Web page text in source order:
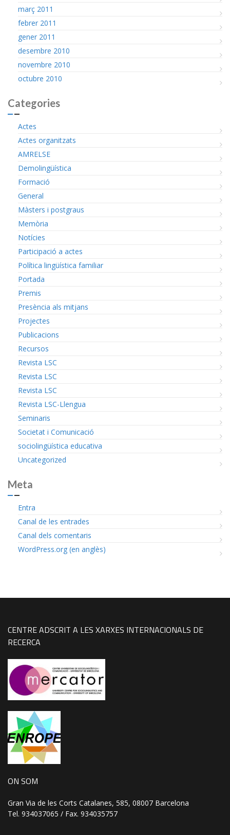
març 2011
febrer 2011
gener 2011
desembre 2010
novembre 2010
octubre 2010
Categories
Actes
Actes organitzats
AMRELSE
Demolingüística
Formació
General
Màsters i postgraus
Memòria
Notícies
Participació a actes
Política lingüística familiar
Portada
Premis
Presència als mitjans
Projectes
Publicacions
Recursos
Revista LSC
Revista LSC
Revista LSC
Revista LSC-Llengua
Seminaris
Societat i Comunicació
sociolingüística educativa
Uncategorized
Meta
Entra
Canal de les entrades
Canal dels comentaris
WordPress.org (en anglès)
CENTRE ADSCRIT A LES XARXES INTERNACIONALS DE
RECERCA
ON SOM
Gran Via de les Corts Catalanes, 585, 08007 Barcelona
Tel. 934037065 / Fax. 934035757